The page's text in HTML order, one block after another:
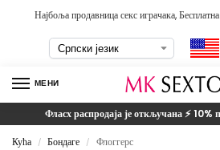
Најбоља продавница секс играчака,
МЕНИ
Фласх распродаја је откључана ⚡ 10%
Кућа / Бондаге / Флоггерс